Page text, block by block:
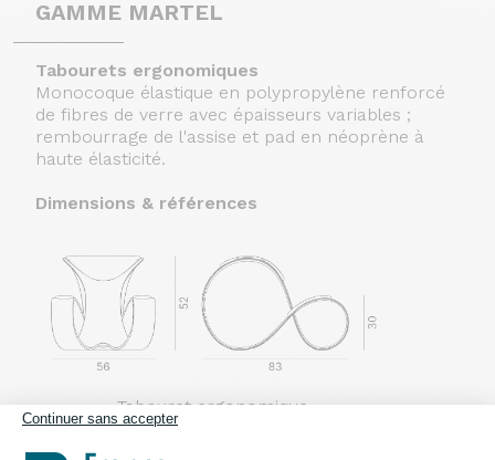
Continuer sans accepter
GAMME MARTEL
Tabourets ergonomiques
Monocoque élastique en polypropylène renforcé
de fibres de verre avec épaisseurs variables ;
rembourrage de l'assise et pad en néoprène à
haute élasticité.
Dimensions & références
Tabouret ergonomique
Référence : OMOONV01